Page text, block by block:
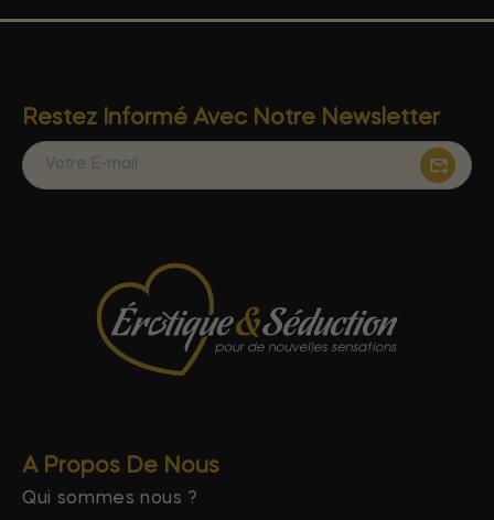
Restez Informé Avec Notre Newsletter
A Propos De Nous
Qui sommes nous ?